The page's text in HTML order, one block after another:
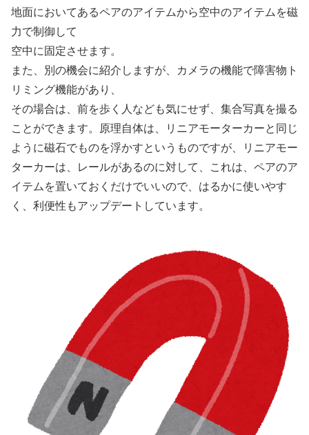
地面においてあるペアのアイテムから空中のアイテムを磁
力で制御して
空中に固定させます。
また、別の機会に紹介しますが、カメラの機能で障害物ト
リミング機能があり、
その場合は、前を歩く人なども気にせず、集合写真を撮る
ことができます。原理自体は、リニアモーターカーと同じ
ように磁石でものを浮かすというものですが、リニアモー
ターカーは、レールがあるのに対して、これは、ペアのア
イテムを置いておくだけでいいので、はるかに使いやす
く、利便性もアップデートしています。